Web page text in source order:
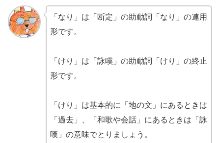
「なり」は「断定」の助動詞「なり」の連用
形です。
「けり」は「詠嘆」の助動詞「けり」の終止
形です。
「けり」は基本的に「地の文」にあるときは
「過去」、「和歌や会話」にあるときは「詠
嘆」の意味でとりましょう。